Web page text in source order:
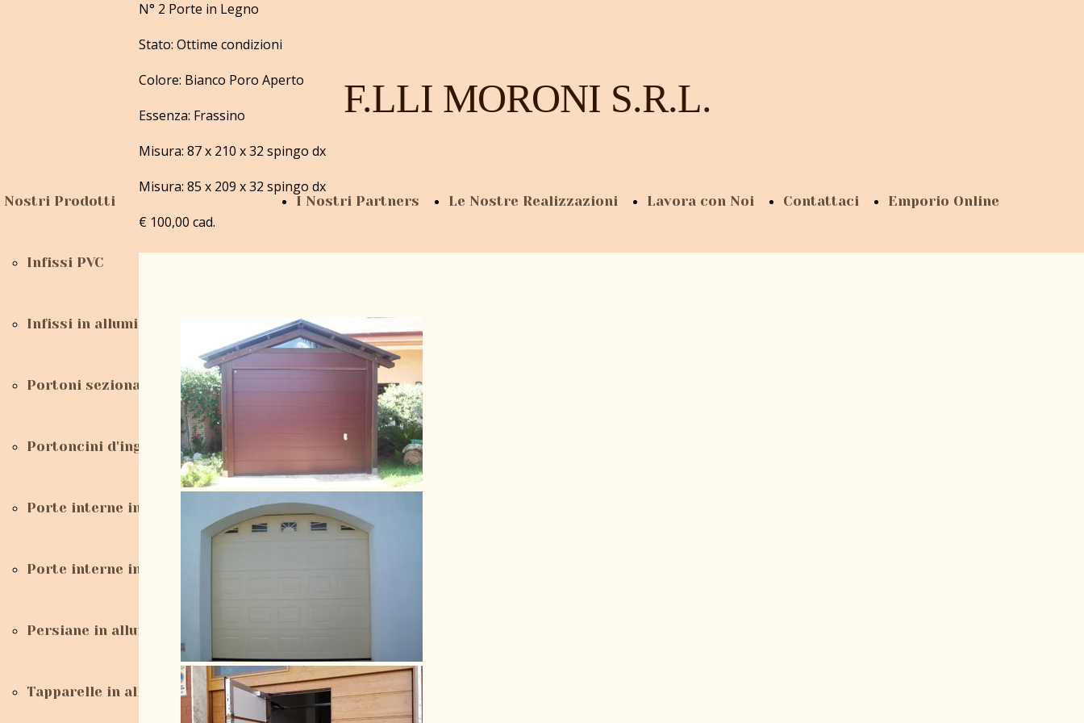
N° 2 Porte in Legno
Stato: Ottime condizioni
Colore: Bianco Poro Aperto
Essenza: Frassino
Misura: 87 x 210 x 32 spingo dx
Misura: 85 x 209 x 32 spingo dx
€ 100,00 cad.
F.LLI MORONI S.R.L.
Nostri Prodotti
Infissi PVC
Infissi in alluminio
Portoni sezionali da garage
Portoncini d'ingresso
Porte interne in legno
Porte interne in PVC
Persiane in alluminio
Tapparelle in alluminio
I Nostri Partners Le Nostre Realizzazioni Lavora con Noi Contattaci Emporio Online
Cookie Policy